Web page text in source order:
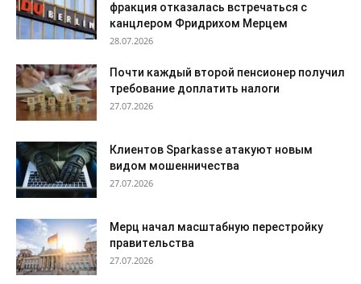
фракция отказалась встречаться с
канцлером Фридрихом Мерцем
28.07.2026
Почти каждый второй пенсионер получил
требование доплатить налоги
27.07.2026
Клиентов Sparkasse атакуют новым
видом мошенничества
27.07.2026
Мерц начал масштабную перестройку
правительства
27.07.2026